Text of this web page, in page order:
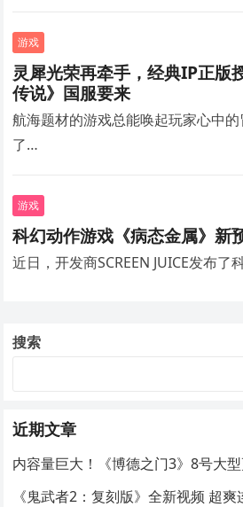
游戏
灵犀光荣再牵手，经典IP正版
传说》国服要来
航海题材的游戏总能唤起玩家心中
了…
游戏
科幻动作游戏《病态金属》新
近日，开发商SCREEN JUICE发布了
搜索
近期文章
内容量巨大！《博德之门3》8号大
《鬼武者2：复刻版》全新视频 超爽